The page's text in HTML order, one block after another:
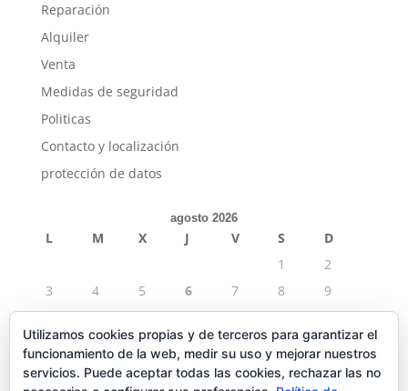
Reparación
Alquiler
Venta
Medidas de seguridad
Politicas
Contacto y localización
protección de datos
agosto 2026
L M X J V S
D
1
2
3
4 5 6 7 8
9
10
11 12 13 14 15
16
17
18 19 20 21 22
23
24
25 26 27 28 29
30
Utilizamos cookies propias y de terceros para garantizar el
funcionamiento de la web, medir su uso y mejorar nuestros
servicios. Puede aceptar todas las cookies, rechazar las no